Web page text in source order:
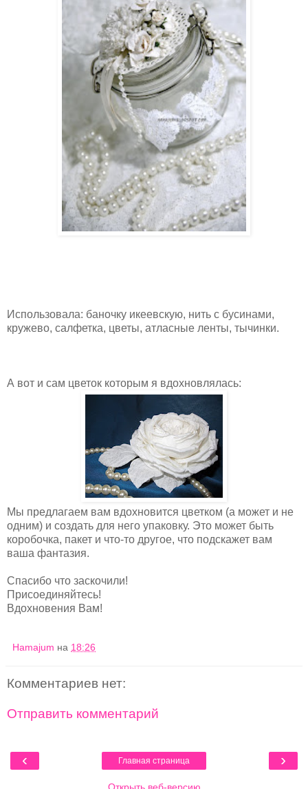
Использовала: баночку икеевскую, нить с бусинами,
кружево, салфетка, цветы, атласные ленты, тычинки.
А вот и сам цветок которым я вдохновлялась:
Мы предлагаем вам вдохновится цветком (а может и не
одним) и создать для него упаковку. Это может быть
коробочка, пакет и что-то другое, что подскажет вам
ваша фантазия.
Спасибо что заскочили!
Присоединяйтесь!
Вдохновения Вам!
Hamajum на 18:26
Комментариев нет:
Отправить комментарий
‹ ›
Главная страница